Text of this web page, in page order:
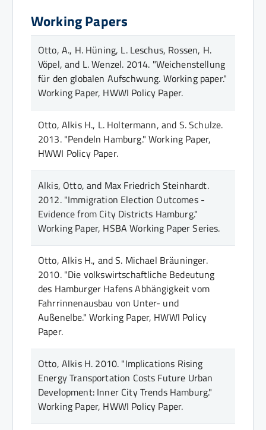
Working Papers
Otto, A., H. Hüning, L. Leschus, Rossen, H.
Vöpel, and L. Wenzel. 2014. "Weichenstellung
für den globalen Aufschwung. Working paper."
Working Paper, HWWI Policy Paper.
Otto, Alkis H., L. Holtermann, and S. Schulze.
2013."Pendeln Hamburg." Working Paper,
HWWI Policy Paper.
Alkis, Otto, and Max Friedrich Steinhardt.
2012."Immigration Election Outcomes -
Evidence from City Districts Hamburg."
Working Paper, HSBA Working Paper Series.
Otto, Alkis H., and S. Michael Bräuninger.
2010."Die volkswirtschaftliche Bedeutung
des Hamburger Hafens Abhängigkeit vom
Fahrrinnenausbau von Unter- und
Außenelbe." Working Paper, HWWI Policy
Paper.
Otto, Alkis H. 2010. "Implications Rising
Energy Transportation Costs Future Urban
Development: Inner City Trends Hamburg."
Working Paper, HWWI Policy Paper.